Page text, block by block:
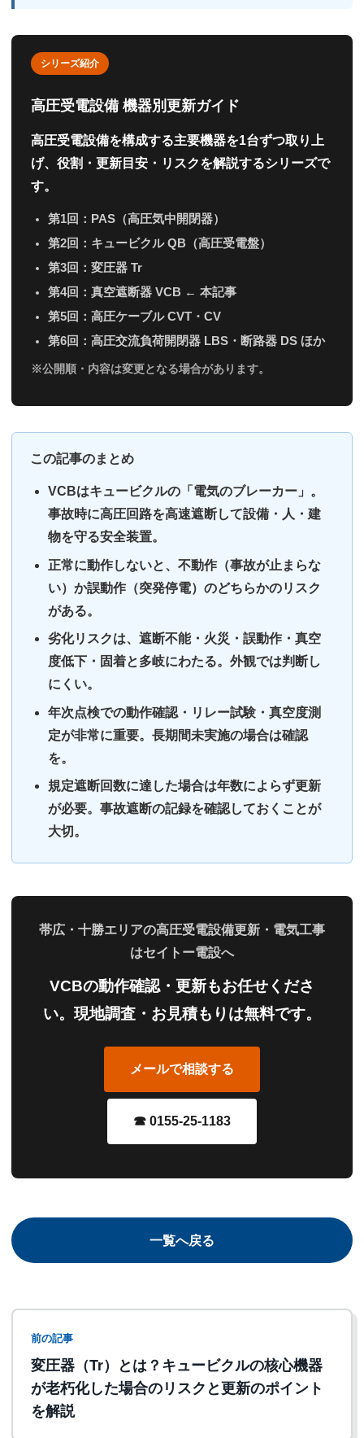
シリーズ紹介
高圧受電設備 機器別更新ガイド
高圧受電設備を構成する主要機器を1台ずつ取り上
げ、役割・更新目安・リスクを解説するシリーズで
す。
第1回：PAS（高圧気中開閉器）
第2回：キュービクル QB（高圧受電盤）
第3回：変圧器 Tr
第4回：真空遮断器 VCB ← 本記事
第5回：高圧ケーブル CVT・CV
第6回：高圧交流負荷開閉器 LBS・断路器 DS ほか
※公開順・内容は変更となる場合があります。
この記事のまとめ
VCBはキュービクルの「電気のブレーカー」。
事故時に高圧回路を高速遮断して設備・人・建
物を守る安全装置。
正常に動作しないと、不動作（事故が止まらな
い）か誤動作（突発停電）のどちらかのリスク
がある。
劣化リスクは、遮断不能・火災・誤動作・真空
度低下・固着と多岐にわたる。外観では判断し
にくい。
年次点検での動作確認・リレー試験・真空度測
定が非常に重要。長期間未実施の場合は確認
を。
規定遮断回数に達した場合は年数によらず更新
が必要。事故遮断の記録を確認しておくことが
大切。
帯広・十勝エリアの高圧受電設備更新・電気工事
はセイトー電設へ
VCBの動作確認・更新もお任せくださ
い。現地調査・お見積もりは無料です。
メールで相談する
☎ 0155-25-1183
一覧へ戻る
前の記事
変圧器（Tr）とは？キュービクルの核心機器
が老朽化した場合のリスクと更新のポイント
を解説